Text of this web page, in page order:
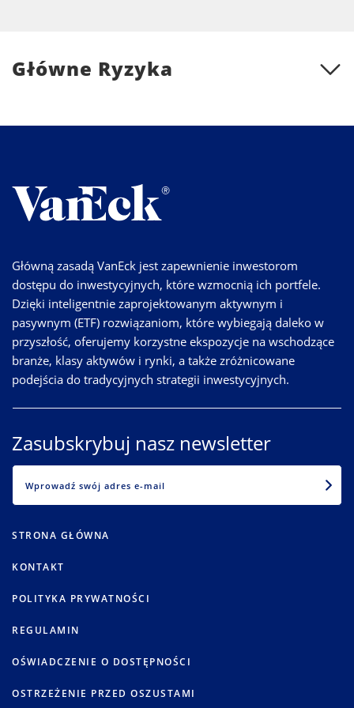
Główne Ryzyka
Główną zasadą VanEck jest zapewnienie inwestorom
dostępu do inwestycyjnych, które wzmocnią ich portfele.
Dzięki inteligentnie zaprojektowanym aktywnym i
pasywnym (ETF) rozwiązaniom, które wybiegają daleko w
przyszłość, oferujemy korzystne ekspozycje na wschodzące
branże, klasy aktywów i rynki, a także zróżnicowane
podejścia do tradycyjnych strategii inwestycyjnych.
Zasubskrybuj nasz newsletter
STRONA GŁÓWNA
KONTAKT
POLITYKA PRYWATNOŚCI
REGULAMIN
OŚWIADCZENIE O DOSTĘPNOŚCI
OSTRZEŻENIE PRZED OSZUSTAMI